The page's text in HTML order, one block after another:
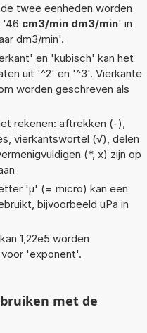
twee eenheden worden
'46 cm3/min dm3/min' in
dm3/min'.
en 'kubisch' kan het
uit '^2' en '^3'. Vierkante
worden geschreven als
rekenen: aftrekken (-),
vierkantswortel (√), delen
(*, x) zijn op
'µ' (= micro) kan een
bijvoorbeeld uPa in
1,22e5 worden
'exponent'.
met de